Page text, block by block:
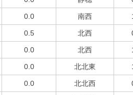
0.0 南西
0.5 北西
0.0 北西
0.0 北北東
0.0 北北西